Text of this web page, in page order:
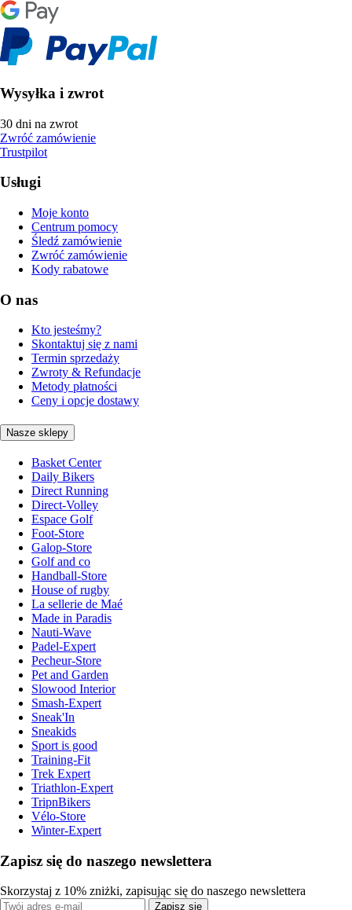
Wysyłka i zwrot
30 dni na zwrot
Zwróć zamówienie
Trustpilot
Usługi
Moje konto
Centrum pomocy
Śledź zamówienie
Zwróć zamówienie
Kody rabatowe
O nas
Kto jesteśmy?
Skontaktuj się z nami
Termin sprzedaży
Zwroty & Refundacje
Metody płatności
Ceny i opcje dostawy
Nasze sklepy
Basket Center
Daily Bikers
Direct Running
Direct-Volley
Espace Golf
Foot-Store
Galop-Store
Golf and co
Handball-Store
House of rugby
La sellerie de Maé
Made in Paradis
Nauti-Wave
Padel-Expert
Pecheur-Store
Pet and Garden
Slowood Interior
Smash-Expert
Sneak'In
Sneakids
Sport is good
Training-Fit
Trek Expert
Triathlon-Expert
TripnBikers
Vélo-Store
Winter-Expert
Zapisz się do naszego newslettera
Skorzystaj z 10% zniżki, zapisując się do naszego newslettera
Zapisz się